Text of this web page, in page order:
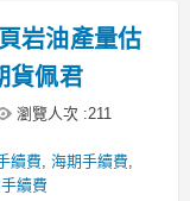
岩油產量估
貨佩君
瀏覽人次 :211
續費,海期手續費,
續費